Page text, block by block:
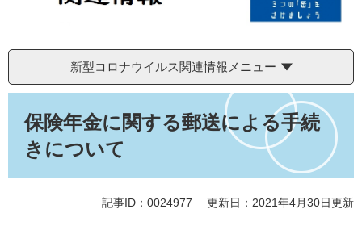
新型コロナウイルス関連情報メニュー
保険年金に関する郵送による手続
きについて
記事ID：0024977 更新日：2021年4月30日更新